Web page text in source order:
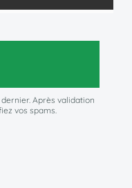
Après validation
vos spams.